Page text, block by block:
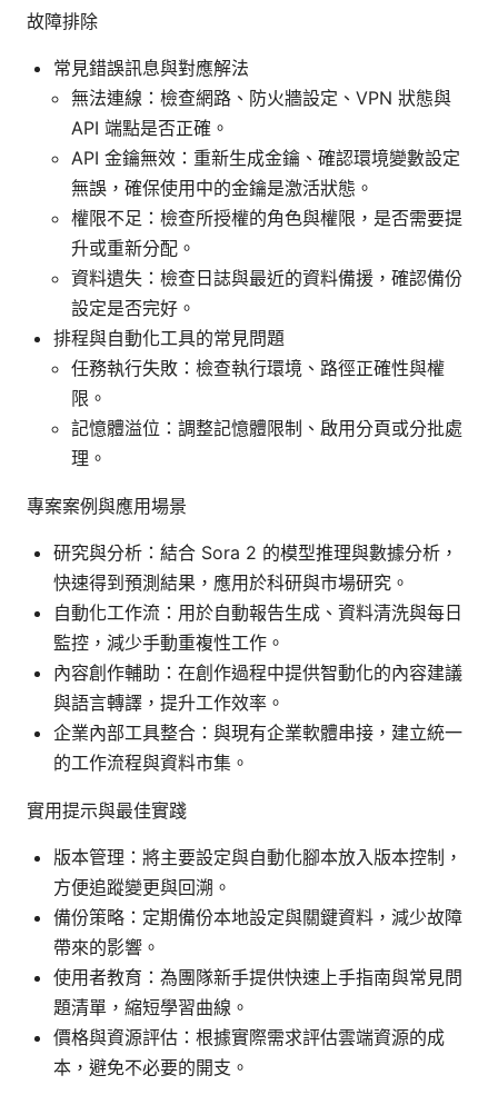
故障排除
常見錯誤訊息與對應解法
無法連線：檢查網路、防火牆設定、VPN 狀態與
API 端點是否正確。
API 金鑰無效：重新生成金鑰、確認環境變數設定
無誤，確保使用中的金鑰是激活狀態。
權限不足：檢查所授權的角色與權限，是否需要提
升或重新分配。
資料遺失：檢查日誌與最近的資料備援，確認備份
設定是否完好。
排程與自動化工具的常見問題
任務執行失敗：檢查執行環境、路徑正確性與權
限。
記憶體溢位：調整記憶體限制、啟用分頁或分批處
理。
專案案例與應用場景
研究與分析：結合 Sora 2 的模型推理與數據分析，
快速得到預測結果，應用於科研與市場研究。
自動化工作流：用於自動報告生成、資料清洗與每日
監控，減少手動重複性工作。
內容創作輔助：在創作過程中提供智動化的內容建議
與語言轉譯，提升工作效率。
企業內部工具整合：與現有企業軟體串接，建立統一
的工作流程與資料市集。
實用提示與最佳實踐
版本管理：將主要設定與自動化腳本放入版本控制，
方便追蹤變更與回溯。
備份策略：定期備份本地設定與關鍵資料，減少故障
帶來的影響。
使用者教育：為團隊新手提供快速上手指南與常見問
題清單，縮短學習曲線。
價格與資源評估：根據實際需求評估雲端資源的成
本，避免不必要的開支。